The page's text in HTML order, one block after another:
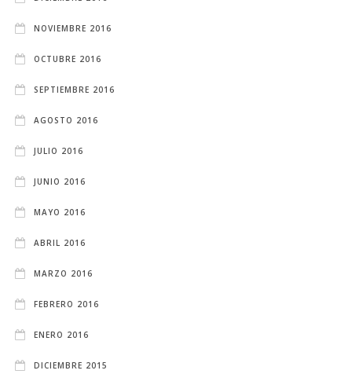
NOVIEMBRE 2016
OCTUBRE 2016
SEPTIEMBRE 2016
AGOSTO 2016
JULIO 2016
JUNIO 2016
MAYO 2016
ABRIL 2016
MARZO 2016
FEBRERO 2016
ENERO 2016
DICIEMBRE 2015